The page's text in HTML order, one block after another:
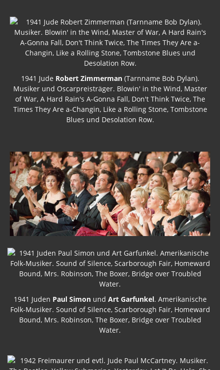
1941 Jude Robert Zimmerman(Tarnname Bob Dylan).
Musiker und Oscarpreisträger. Blowin' in the Wind, Master
of War, A Hard Rain's A-Gonna Fall, Don't Think Twice, The
Times They Are a-Changin, Like a Rolling Stone, Tombstone
Blues und Desolation Row.
1941 Juden Paul Simonund Art Garfunkel. Amerikanische
Folk-Musiker. Sound of Silence, Scarborough Fair, Homeward
Bound, Mrs. Robinson, The Boxer, Bridge over Troubled
Water.